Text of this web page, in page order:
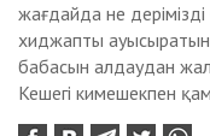
жағдайда не
хиджапты ауысыратын
бабасын алдаудан
Кешегі кимешекпен